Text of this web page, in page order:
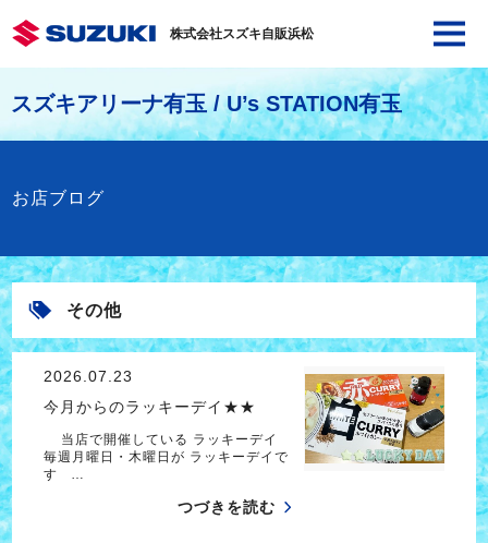
株式会社スズキ自販浜松
スズキアリーナ有玉 / U’s STATION有玉
お店ブログ
その他
2026.07.23
今月からのラッキーデイ★★
当店で開催している ラッキーデイ
毎週月曜日・木曜日が ラッキーデイで
す …
つづきを読む